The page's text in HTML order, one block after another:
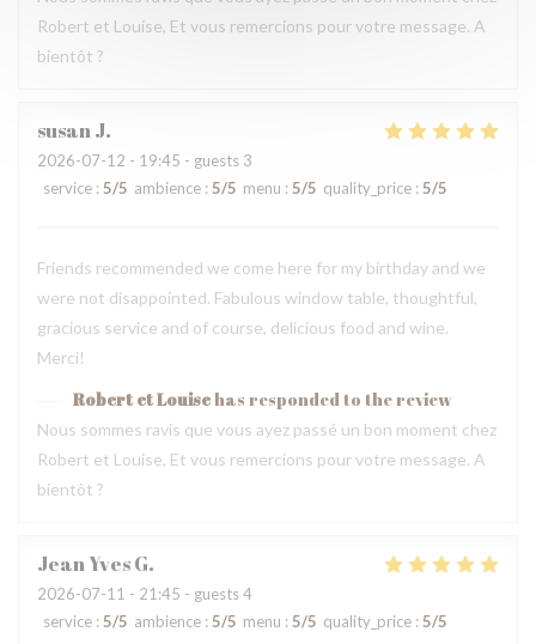
Robert et Louise, Et vous remercions pour votre message. A
bientôt ?
susanJ
2026-07-12 - 19:45 - guests 3
service : 5/5 ambience :5/5 menu :5/5 quality_price : 5/5
Friends recommended we come here for my birthday and we
were not disappointed. Fabulous window table, thoughtful,
gracious service and of course, delicious food and wine.
Merci!
Robert et Louisehas responded to the review
Nous sommes ravis que vous ayez passé un bon moment chez
Robert et Louise, Et vous remercions pour votre message. A
bientôt ?
Jean YvesG
2026-07-11 - 21:45 - guests 4
service : 5/5 ambience : 5/5 menu : 5/5 quality_price : 5/5